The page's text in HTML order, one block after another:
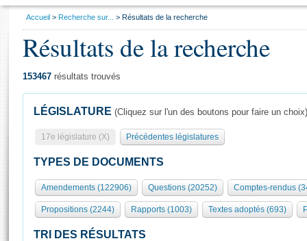
Présidence
577 députés
Groupes politiques
Séance publique
Commissions et autres organes
Europe et International
Général
Rôle et pouvoirs de l'Assemblée
Organisation de l'Assemblée
Présidence Conférence des Présidents Bureau Collège des
Visiter l'Assemblée
Visite virtuelle du palais Bourbon
Assister à une séance
Vous
Accueil Recherche sur... Résultats de la recherche
Résultats de la recherche
153467 résultats trouvés
LÉGISLATURE (Cliquez sur l'un des boutons pour faire un choix)
17e législature (X) Précédentes législatures
TYPES DE DOCUMENTS
Amendements (122906) Questions (20252) Comptes-rendus
Propositions (2244) Rapports (1003) Textes adoptés (693)
TRI DES RÉSULTATS